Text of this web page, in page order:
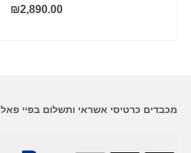
₪2,890.00
מכבדים כרטיסי אשראי ותשלום בפיי פאל